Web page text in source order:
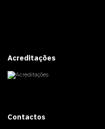
Acreditações
Contactos